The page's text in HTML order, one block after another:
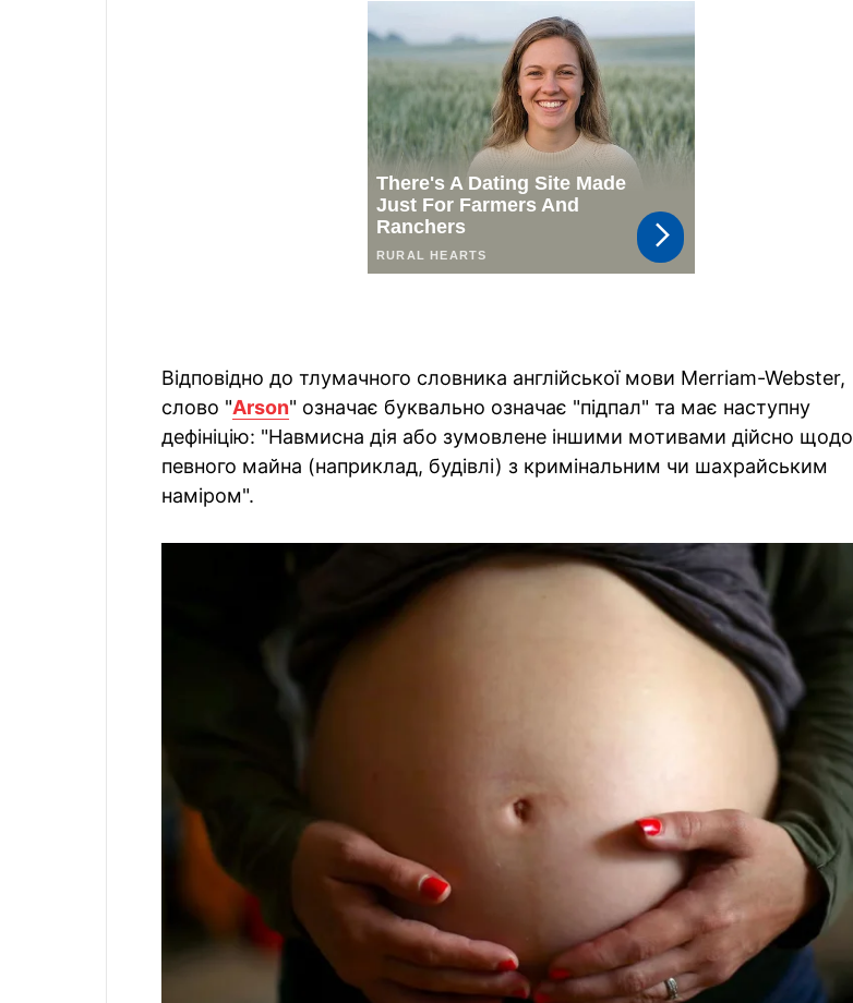
Відповідно до тлумачного словника англійської мови Merriam-Webster,
слово "Arson" означає буквально означає "підпал" та має наступну
дефініцію: "Навмисна дія або зумовлене іншими мотивами дійсно щодо
певного майна (наприклад, будівлі) з кримінальним чи шахрайським
наміром".